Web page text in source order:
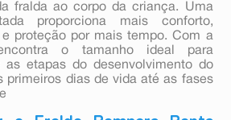
fralda ao corpo da criança. Uma
proporciona mais conforto,
proteção por mais tempo. Com a
o tamanho ideal para
as etapas do desenvolvimento do
primeiros dias de vida até as fases